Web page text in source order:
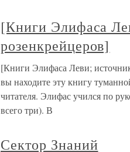
[Книги Элифаса
розенкрейцеров]
[Книги Элифаса Леви;
вы находите эту книгу
читателя. Элифас учился по
всего три). В
Сектор Знаний